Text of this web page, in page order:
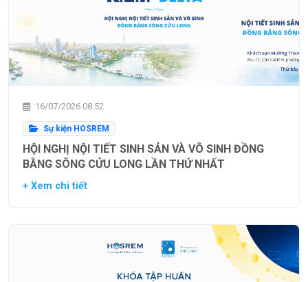
16/07/2026 08:52
Sự kiện HOSREM
HỘI NGHỊ NỘI TIẾT SINH SẢN VÀ VÔ SINH ĐỒNG
BẰNG SÔNG CỬU LONG LẦN THỨ NHẤT
+ Xem chi tiết